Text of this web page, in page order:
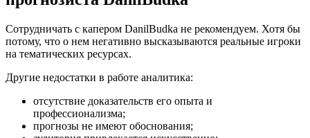
Сотрудничать с капером DanilBudka не рекомендуем. Хотя бы
потому, что о нем негативно высказываются реальные игроки
на тематических ресурсах.
Другие недостатки в работе аналитика:
отсутствие доказательств его опыта и
профессионализма;
прогнозы не имеют обоснования;